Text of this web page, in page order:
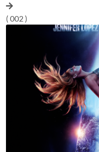
( 002 )